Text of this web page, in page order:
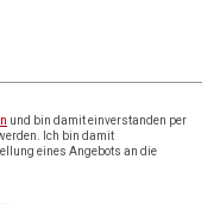
und bin damit einverstanden per
Ich bin damit
eines Angebots an die